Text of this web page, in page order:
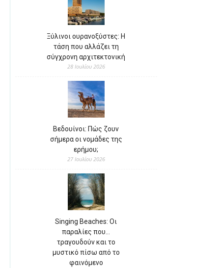
Ξύλινοι ουρανοξύστες: Η
τάση που αλλάζει τη
σύγχρονη αρχιτεκτονική
28 Ιουλίου 2026
Βεδουίνοι: Πώς ζουν
σήμερα οι νομάδες της
ερήμου;
27 Ιουλίου 2026
Singing Beaches: Οι
παραλίες που…
τραγουδούν και το
μυστικό πίσω από το
φαινόμενο